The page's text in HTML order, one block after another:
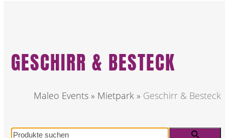
GESCHIRR & BESTECK
Maleo Events » Mietpark » Geschirr & Besteck
Produkte